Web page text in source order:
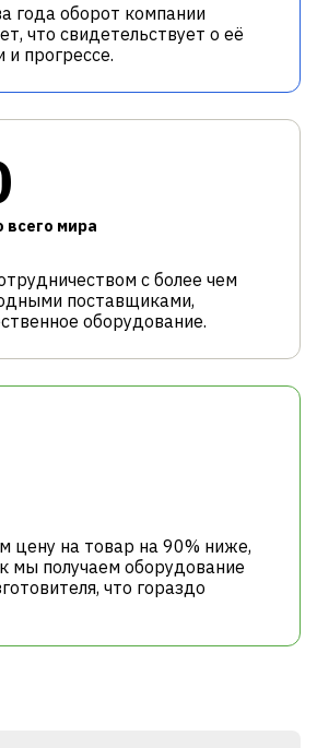
года оборот компании
что свидетельствует о её
прогрессе.
всего мира
с более чем
поставщиками,
оборудование.
цену на товар на 90% ниже,
мы получаем оборудование
что гораздо